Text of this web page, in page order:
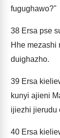
fugughawo?"
38 Ersa pse
Hhe mezashi
duighazho.
39 Ersa
kunyi ajieni
ijiezhi jierudu
40 Ersa